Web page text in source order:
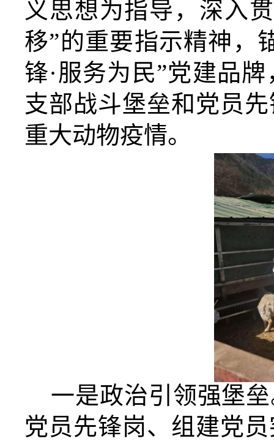
义思想为指导，深入
移”的重要指示精神，
锋·服务为民”党建品
支部战斗堡垒和党员
重大动物疫情。
一是政治引领强堡垒
党员先锋岗、组建党